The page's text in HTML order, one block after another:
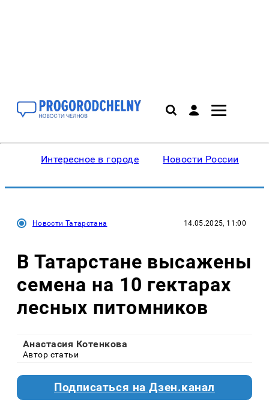
Интересное в городе Новости России
Новости Татарстана 14.05.2025, 11:00
В Татарстане высажены
семена на 10 гектарах
лесных питомников
Анастасия Котенкова
Автор статьи
Подписаться на Дзен.канал